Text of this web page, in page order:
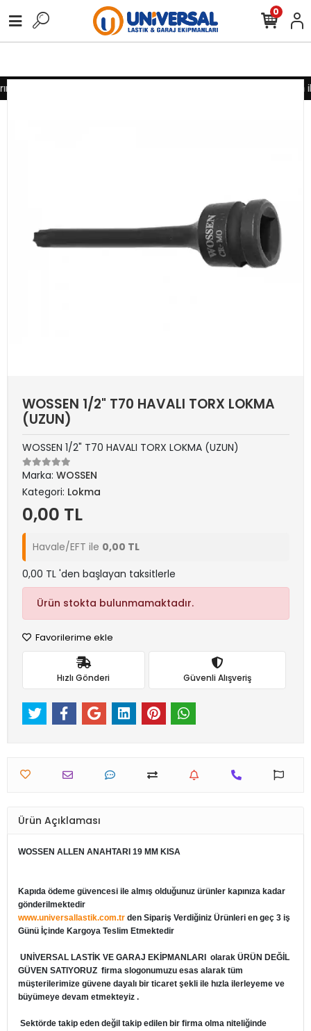
için lütfen iletişime geçiniz Toptan alımlarınız için lütfen
0
WOSSEN 1/2" T70 HAVALI TORX LOKMA
(UZUN)
WOSSEN 1/2" T70 HAVALI TORX LOKMA (UZUN)
Marka: WOSSEN
Kategori: Lokma
0,00 TL
Havale/EFT ile 0,00 TL
0,00 TL 'den başlayan taksitlerle
Ürün stokta bulunmamaktadır.
Favorilerime ekle
Hızlı Gönderi Güvenli Alışveriş
Ürün Açıklaması
WOSSEN ALLEN ANAHTARI 19 MM KISA
Kapıda ödeme güvencesi ile almış olduğunuz ürünler kapınıza kadar
gönderilmektedir
www.universallastik.com.tr den Sipariş Verdiğiniz Ürünleri en geç 3 iş
Günü İçinde Kargoya Teslim Etmektedir
UNİVERSAL LASTİK VE GARAJ EKİPMANLARI
olarak ÜRÜN DEĞİL
GÜVEN SATIYORUZ firma slogonumuzu esas alarak tüm
müşterilerimize güvene dayalı bir ticaret şekli ile hızla ilerleyeme ve
büyümeye devam etmekteyiz .
Sektörde takip eden değil takip edilen bir firma olma niteliğinde